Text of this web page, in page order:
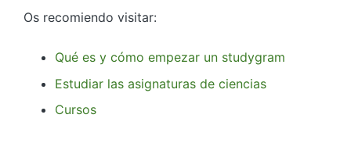
Os recomiendo visitar:
Qué es y cómo empezar un studygram
Estudiar las asignaturas de ciencias
Cursos